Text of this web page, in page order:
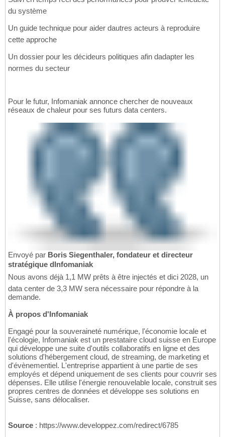
du système
Un guide technique pour aider dautres acteurs à reproduire
cette approche
Un dossier pour les décideurs politiques afin dadapter les
normes du secteur
Pour le futur, Infomaniak annonce chercher de nouveaux
réseaux de chaleur pour ses futurs data centers.
Envoyé par Boris Siegenthaler, fondateur et directeur
stratégique dInfomaniak
Nous avons déjà 1,1 MW prêts à être injectés et dici 2028, un
data center de 3,3 MW sera nécessaire pour répondre à la
demande.
À propos d'Infomaniak
Engagé pour la souveraineté numérique, l'économie locale et
l'écologie, Infomaniak est un prestataire cloud suisse en Europe
qui développe une suite d'outils collaboratifs en ligne et des
solutions d'hébergement cloud, de streaming, de marketing et
d'évènementiel. L'entreprise appartient à une partie de ses
employés et dépend uniquement de ses clients pour couvrir ses
dépenses. Elle utilise l'énergie renouvelable locale, construit ses
propres centres de données et développe ses solutions en
Suisse, sans délocaliser.
Source : https://www.developpez.com/redirect/6785